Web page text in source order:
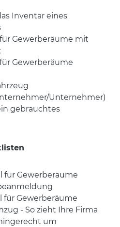
Inventar eines
Gewerberäume mit
Gewerberäume
Unternehmer)
gebrauchtes
für Gewerberäume
Gewerberäume
- So zieht Ihre Firma
um